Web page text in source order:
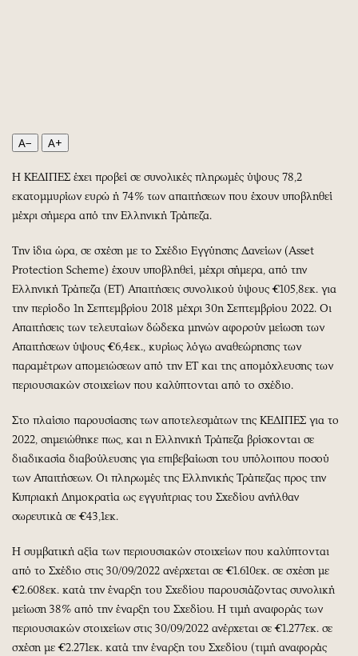
Θέατρο-Χορός
Εικαστικά
Βιβλίο
Προσφορές
Προσωπικότητες στην ''Κ''
A− A+
Η ΚΕΔΙΠΕΣ έχει προβεί σε συνολικές πληρωμές ύψους 78,2
εκατομμυρίων ευρώ ή 74% των απαιτήσεων που έχουν υποβληθεί
μέχρι σήμερα από την Ελληνική Τράπεζα.
Την ίδια ώρα, σε σχέση με το Σχέδιο Εγγύησης Δανείων (Asset
Protection Scheme) έχουν υποβληθεί, μέχρι σήμερα, από την
Ελληνική Τράπεζα (ΕΤ) Απαιτήσεις συνολικού ύψους €105,8εκ. για
την περίοδο 1η Σεπτεμβρίου 2018 μέχρι 30η Σεπτεμβρίου 2022. Οι
Απαιτήσεις των τελευταίων δώδεκα μηνών αφορούν μείωση των
Απαιτήσεων ύψους €6,4εκ., κυρίως λόγω αναθεώρησης των
παραμέτρων απομειώσεων από την ΕΤ και της απομόχλευσης των
περιουσιακών στοιχείων που καλύπτονται από το σχέδιο.
Στο πλαίσιο παρουσίασης των αποτελεσμάτων της ΚΕΔΙΠΕΣ για το
2022, σημειώθηκε πως, και η Ελληνική Τράπεζα βρίσκονται σε
διαδικασία διαβούλευσης για επιβεβαίωση του υπόλοιπου ποσού
των Απαιτήσεων. Οι πληρωμές της Ελληνικής Τράπεζας προς την
Κυπριακή Δημοκρατία ως εγγυήτριας του Σχεδίου ανήλθαν
σωρευτικά σε €43,1εκ.
Η συμβατική αξία των περιουσιακών στοιχείων που καλύπτονται
από το Σχέδιο στις 30/09/2022 ανέρχεται σε €1.610εκ. σε σχέση με
€2.608εκ. κατά την έναρξη του Σχεδίου παρουσιάζοντας συνολική
μείωση 38% από την έναρξη του Σχεδίου. Η τιμή αναφοράς των
περιουσιακών στοιχείων στις 30/09/2022 ανέρχεται σε €1.277εκ. σε
σχέση με €2.271εκ. κατά την έναρξη του Σχεδίου (τιμή αναφοράς